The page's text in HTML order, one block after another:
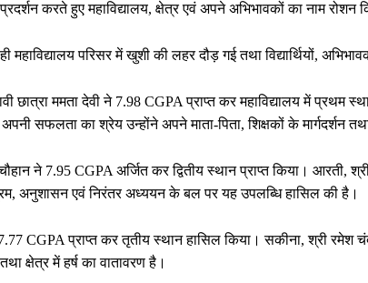
करते हुए महाविद्यालय, क्षेत्र एवं अपने अभिभावकों का नाम रोशन
ही महाविद्यालय परिसर में खुशी की लहर दौड़ गई तथा विद्यार्थियों,
छात्रा ममता देवी ने 7.98 CGPA प्राप्त कर महाविद्यालय में प्रथम
सफलता का श्रेय उन्होंने अपने माता-पिता, शिक्षकों के मार्गदर्शन
ने 7.95 CGPA अर्जित कर द्वितीय स्थान प्राप्त किया। आरती,
अनुशासन एवं निरंतर अध्ययन के बल पर यह उपलब्धि हासिल की है।
CGPA प्राप्त कर तृतीय स्थान हासिल किया। सकीना, श्री रमेश
क्षेत्र में हर्ष का वातावरण है।